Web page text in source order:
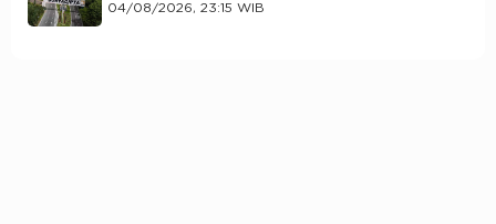
04/08/2026, 23:15 WIB